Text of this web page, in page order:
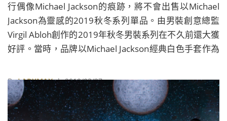
行偶像Michael Jackson的痕跡，將不會出售以Michael
Jackson為靈感的2019秋冬系列單品。由男裝創意總監
Virgil Abloh創作的2019年秋冬男裝系列在不久前還大獲
好評。當時，品牌以Michael Jackson經典白色手套作為
是沒有人預想到，僅僅幾個月後，風向完全變了。
ByLADYMAX| 2019/03/27